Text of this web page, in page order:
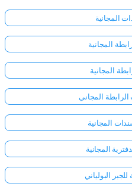
المجانية
المجانية
المجانية
الرابطة المجاني
المجانية
المجانية
البولياني